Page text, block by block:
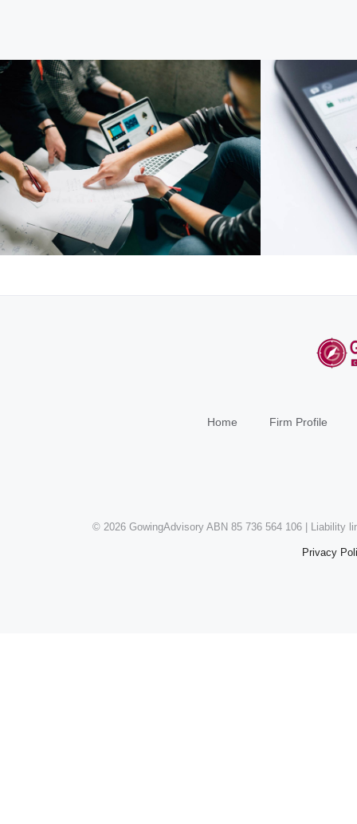
Home Firm Profile
© 2026 GowingAdvisory ABN 85 736 564 106 |
Privacy